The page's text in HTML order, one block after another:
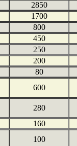
2850
1700
800
450
250
200
80
600
280
160
100